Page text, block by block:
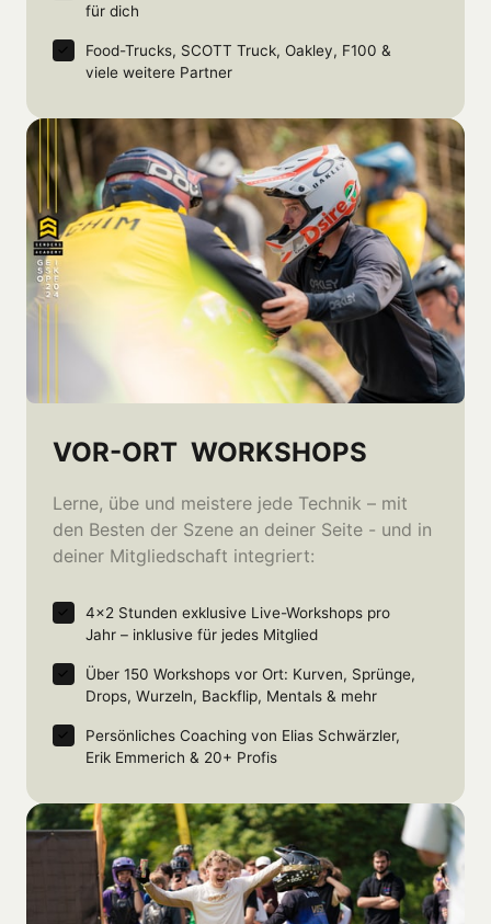
für dich
Food-Trucks, SCOTT Truck, Oakley, F100 &
viele weitere Partner
VOR-ORT  WORKSHOPS
Lerne, übe und meistere jede Technik – mit
den Besten der Szene an deiner Seite - und in
deiner Mitgliedschaft integriert:
4×2 Stunden exklusive Live-Workshops pro
Jahr – inklusive für jedes Mitglied
Über 150 Workshops vor Ort: Kurven, Sprünge,
Drops, Wurzeln, Backflip, Mentals & mehr
Persönliches Coaching von Elias Schwärzler,
Erik Emmerich & 20+ Profis